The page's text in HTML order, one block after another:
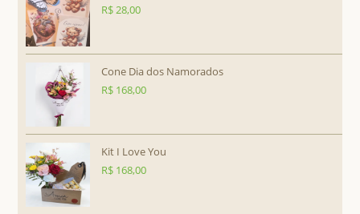
R$28,00
Cone Dia dos Namorados
R$ 168,00
Kit I Love You
R$ 168,00